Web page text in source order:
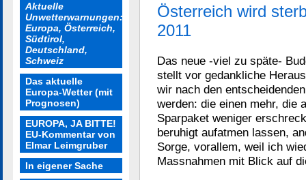
Aktuelle
Unwetterwarnungen:
Europa, Österreich,
Südtirol,
Deutschland,
Schweiz
Das aktuelle
Europa-Wetter (mit
Prognosen)
EUROPA, JA BITTE!
EU-Kommentar von
Elmar Leimgruber
In eigener Sache
Österreich wird
2011
Das neue -viel zu späte-
stellt vor gedankliche
wir nach den
werden: die einen mehr, die
Sparpaket weniger
beruhigt aufatmen lassen,
Sorge, vorallem, weil ich
Massnahmen mit Blick auf